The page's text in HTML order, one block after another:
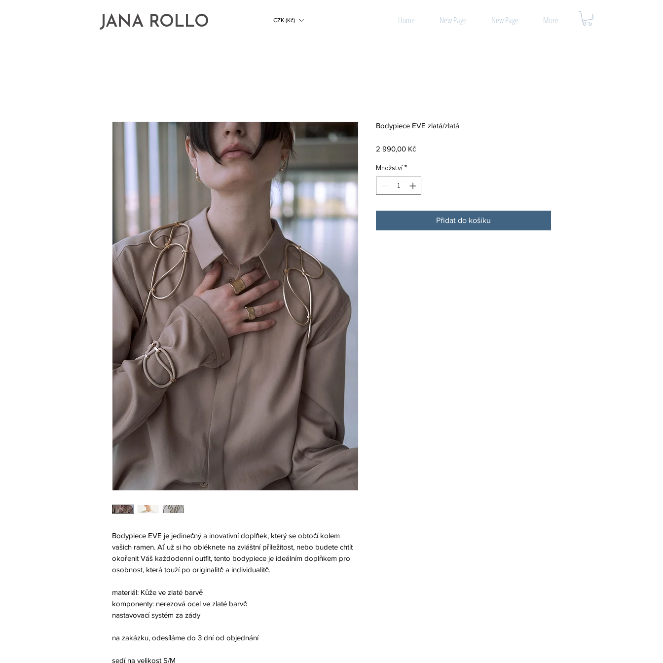
JANA ROLLO CZK (Kč) Home New Page New Page More
Bodypiece EVE je jedinečný a inovativní doplňek, který se obtočí kolem
vašich ramen. Ať už si ho obléknete na zvláštní příležitost, nebo budete chtít
okořenit Váš každodenní outfit, tento bodypiece je ideálním doplňkem pro
osobnost, která touží po originalitě a individualitě.
materiál: Kůže ve zlaté barvě
komponenty: nerezová ocel ve zlaté barvě
nastavovací systém za zády
na zakázku, odesíláme do 3 dní od objednání
sedí na velikost S/M
Bodypiece EVE zlatá/zlatá
2 990,00 KčCena
Množství *
Přidat do košíku